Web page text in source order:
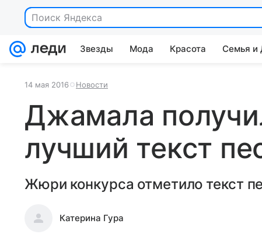
Поиск Яндекса
Звезды Мода Красота Семья и
14 мая 2016 Новости
Джамала
лучший текст
Жюри конкурса отметило текст
Катерина Гура